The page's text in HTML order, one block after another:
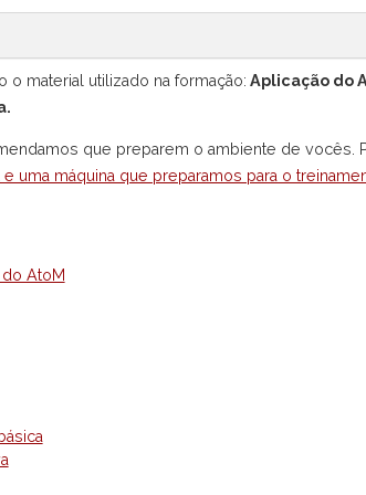
material utilizado na formação: Aplicação do
que preparem o ambiente de vocês.
uma máquina que preparamos para o
AtoM